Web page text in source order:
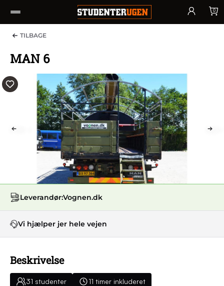
0
TILBAGE
MAN 6
PREV
Leverandør:Vognen.dk
Vi hjælper jer hele vejen
Beskrivelse
31 studenter 11 timer inkluderet